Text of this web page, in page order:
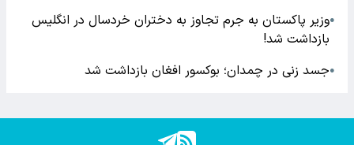
●وزیر پاکستان به جرم تجاوز به دختران خردسال در انگلیس
بازداشت شد!
●جسد زنی در چمدان؛ بوکسور افغان بازداشت شد